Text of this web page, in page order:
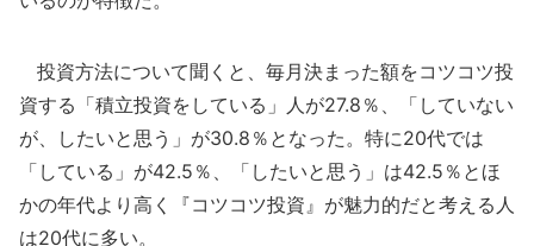
投資方法について聞くと、毎月決まった額をコツコツ投
資する「積立投資をしている」人が27.8％、「していない
が、したいと思う」が30.8％となった。特に20代では
「している」が42.5％、「したいと思う」は42.5％とほ
かの年代より高く『コツコツ投資』が魅力的だと考える人
は20代に多い。